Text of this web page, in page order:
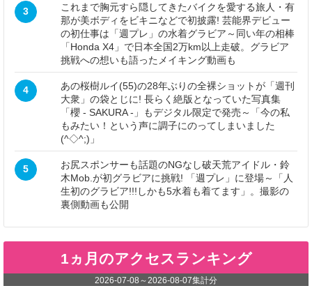
3
これまで胸元すら隠してきたバイクを愛する旅人・有
那が美ボディをビキニなどで初披露! 芸能界デビュー
の初仕事は「週プレ」の水着グラビア～同い年の相棒
「Honda X4」で日本全国2万km以上走破。グラビア
挑戦への想いも語ったメイキング動画も
4
あの桜樹ルイ(55)の28年ぶりの全裸ショットが「週刊
大衆」の袋とじに! 長らく絶版となっていた写真集
「櫻 - SAKURA -」もデジタル限定で発売～「今の私
もみたい！という声に調子にのってしまいました
(^◇^;)」
5
お尻スポンサーも話題のNGなし破天荒アイドル・鈴
木Mob.が初グラビアに挑戦! 「週プレ」に登場～「人
生初のグラビア!!!しかも5水着も着てます」。撮影の
裏側動画も公開
1ヵ月のアクセスランキング
2026-07-08 ～ 2026-08-07集計分